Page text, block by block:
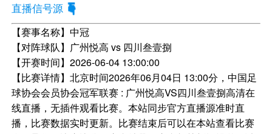
直播信号源
【赛事名称】中冠
【对阵球队】 广州悦高 vs 四川叁壹捌
【开赛时间】2026-06-04 13:00:00
【比赛详情】北京时间2026年06月04日 13:00分，中国足
球协会会员协会冠军联赛 : 广州悦高VS四川叁壹捌高清在
线直播，无插件观看比赛。本站同步官方直播源准时直
播，比赛数据实时更新。比赛结束后可以在本站查看比赛